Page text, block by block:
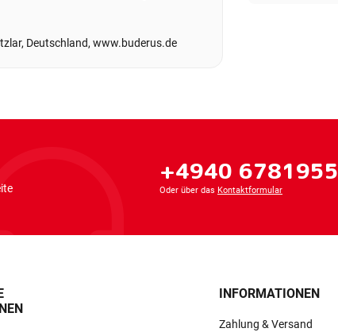
Deutschland, www.buderus.de
+4940 6781955
Oder über das Kontaktformular
INFORMATIONEN
Zahlung & Versand